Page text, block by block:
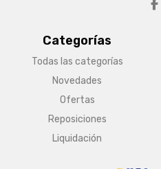
Categorías
Todas las categorías
Novedades
Ofertas
Reposiciones
Liquidación